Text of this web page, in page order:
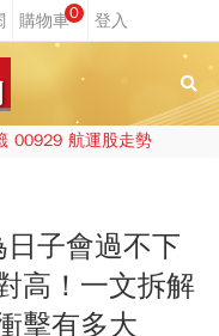
0
00929 航運股走勢
日子會過不下
高！一文拆解
擊有多大